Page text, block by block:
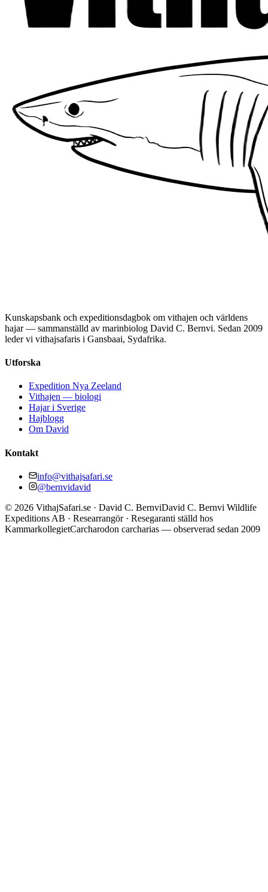
Kunskapsbank och expeditionsdagbok om vithajen och världens
hajar — sammanställd av marinbiolog David C. Bernvi. Sedan 2009
leder vi vithajsafaris i Gansbaai, Sydafrika.
Utforska
Expedition Nya Zeeland
Vithajen — biologi
Hajar i Sverige
Hajblogg
Om David
Kontakt
info@vithajsafari.se
@bernvidavid
© 2026 VithajSafari.se · David C. BernviDavid C. Bernvi Wildlife
Expeditions AB · Researrangör · Resegaranti ställd hos
KammarkollegietCarcharodon carcharias — observerad sedan 2009